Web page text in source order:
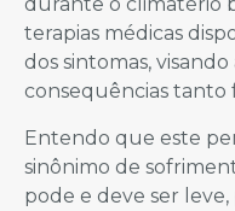
durante o climatério
terapias médicas
dos sintomas,
consequências tanto
Entendo que este
sinônimo de
pode e deve ser